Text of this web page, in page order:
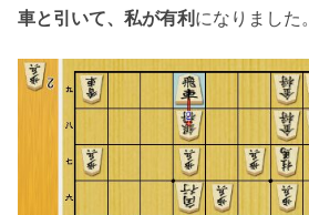
車と引いて、私が有利 になりました。